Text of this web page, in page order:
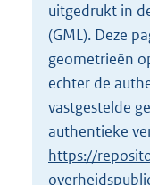
uitgedrukt in
(GML). Deze
geometrieën
echter de
vastgestelde
authentieke
https://